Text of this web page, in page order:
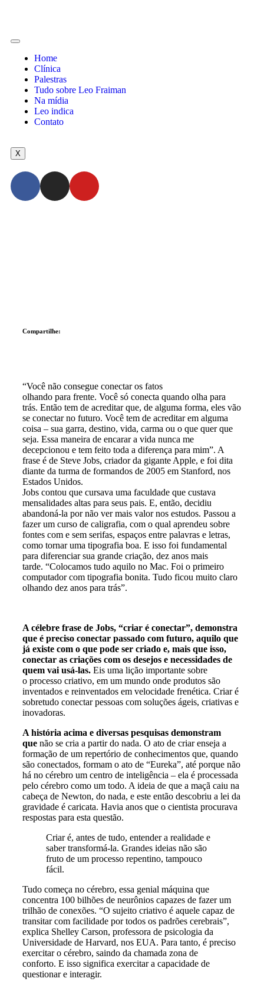
Home
Clínica
Palestras
Tudo sobre Leo Fraiman
Na mídia
Leo indica
Contato
X
Compartilhe:
“Você não consegue conectar os fatos
olhando para frente. Você só conecta quando olha para
trás. Então tem de acreditar que, de alguma forma, eles vão
se conectar no futuro. Você tem de acreditar em alguma
coisa – sua garra, destino, vida, carma ou o que quer que
seja. Essa maneira de encarar a vida nunca me
decepcionou e tem feito toda a diferença para mim”. A
frase é de Steve Jobs, criador da gigante Apple, e foi dita
diante da turma de formandos de 2005 em Stanford, nos
Estados Unidos.
Jobs contou que cursava uma faculdade que custava
mensalidades altas para seus pais. E, então, decidiu
abandoná-la por não ver mais valor nos estudos. Passou a
fazer um curso de caligrafia, com o qual aprendeu sobre
fontes com e sem serifas, espaços entre palavras e letras,
como tornar uma tipografia boa. E isso foi fundamental
para diferenciar sua grande criação, dez anos mais
tarde. “Colocamos tudo aquilo no Mac. Foi o primeiro
computador com tipografia bonita. Tudo ficou muito claro
olhando dez anos para trás”.
A célebre frase de Jobs, “criar é conectar”, demonstra
que é preciso conectar passado com futuro, aquilo que
já existe com o que pode ser criado e, mais que isso,
conectar as criações com os desejos e necessidades de
quem vai usá-las. Eis uma lição importante sobre
o processo criativo, em um mundo onde produtos são
inventados e reinventados em velocidade frenética. Criar é
sobretudo conectar pessoas com soluções ágeis, criativas e
inovadoras.
A história acima e diversas pesquisas demonstram
que não se cria a partir do nada. O ato de criar enseja a
formação de um repertório de conhecimentos que, quando
são conectados, formam o ato de “Eureka”, até porque não
há no cérebro um centro de inteligência – ela é processada
pelo cérebro como um todo. A ideia de que a maçã caiu na
cabeça de Newton, do nada, e este então descobriu a lei da
gravidade é caricata. Havia anos que o cientista procurava
respostas para esta questão.
Criar é, antes de tudo, entender a realidade e
saber transformá-la. Grandes ideias não são
fruto de um processo repentino, tampouco
fácil.
Tudo começa no cérebro, essa genial máquina que
concentra 100 bilhões de neurônios capazes de fazer um
trilhão de conexões. “O sujeito criativo é aquele capaz de
transitar com facilidade por todos os padrões cerebrais”,
explica Shelley Carson, professora de psicologia da
Universidade de Harvard, nos EUA. Para tanto, é preciso
exercitar o cérebro, saindo da chamada zona de
conforto. E isso significa exercitar a capacidade de
questionar e interagir.